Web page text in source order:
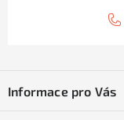
pInformace pro Vás